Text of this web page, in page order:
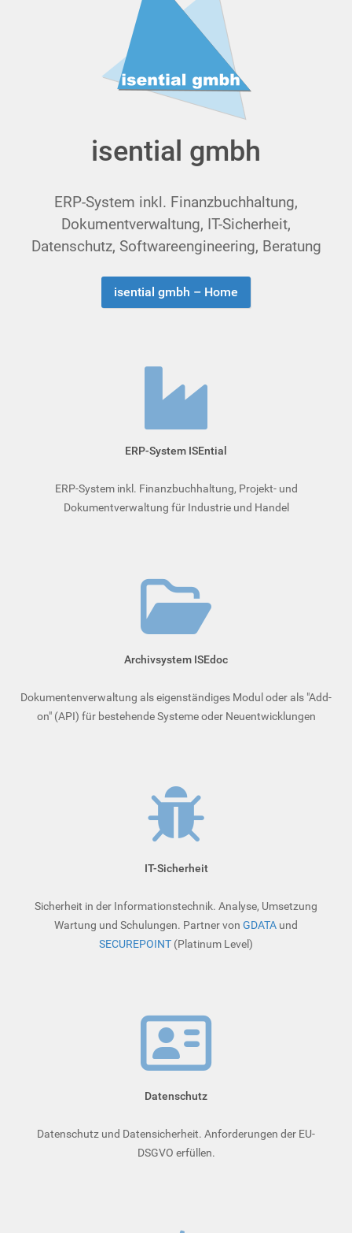
isential gmbh
ERP-System inkl. Finanzbuchhaltung,
Dokumentverwaltung, IT-Sicherheit,
Datenschutz, Soft­ware­en­gi­nee­ring, Beratung
isential gmbh – Home
ERP-System ISEntial
ERP-System inkl. Finanzbuchhaltung, Projekt- und
Dokumentverwaltung für Industrie und Handel
Archivsystem ISEdoc
Dokumentenverwaltung als eigenständiges Modul oder als "Add-
on" (API) für bestehende Systeme oder Neuentwicklungen
IT-Sicherheit
Sicherheit in der Informationstechnik. Analyse, Umsetzung
Wartung und Schulungen. Partner von GDATA und
SECUREPOINT (Platinum Level)
Datenschutz
Datenschutz und Datensicherheit. Anforderungen der EU-
DSGVO erfüllen.